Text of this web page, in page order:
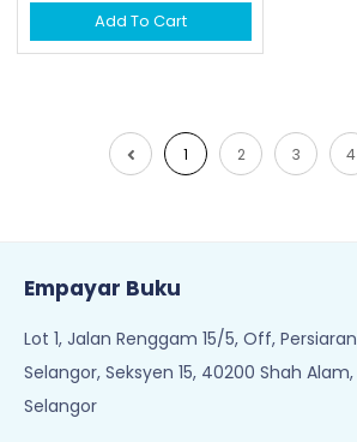
Add To Cart
1 2 3 4
Empayar Buku
Lot 1, Jalan Renggam 15/5, Off, Persiaran
Selangor, Seksyen 15, 40200 Shah Alam,
Selangor